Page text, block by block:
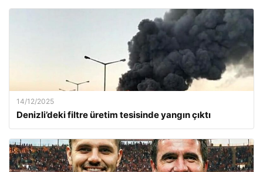
14/12/2025
Denizli’deki filtre üretim tesisinde yangın çıktı